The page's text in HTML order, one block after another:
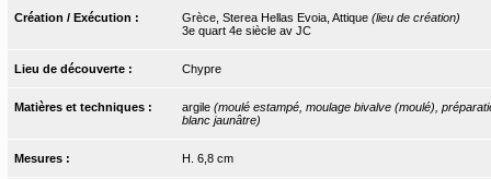
Création / Exécution : Grèce, Sterea Hellas Evoia, Attique (lieu de création)
3e quart 4e siècle av JC
Lieu de découverte : Chypre
Matières et techniques : argile (moulé estampé, moulage bivalve (moulé),
blanc jaunâtre)
Mesures : H. 6,8 cm